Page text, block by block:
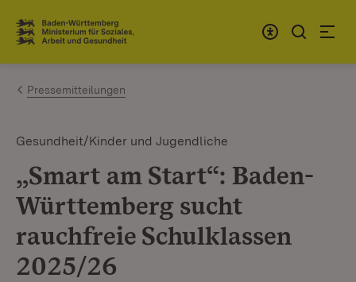
Zum Inhalt springen
Link zur Startseite
Pressemitteilungen
Gesundheit/Kinder und Jugendliche
„Smart am Start“: Baden-
Württemberg sucht
rauchfreie Schulklassen
2025/26